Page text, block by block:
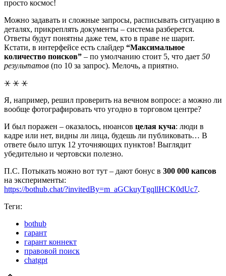
просто космос!
Можно задавать и сложные запросы, расписывать ситуацию в
деталях, прикреплять документы – система разберется.
Ответы будут понятны даже тем, кто в праве не шарит.
Кстати, в интерфейсе есть слайдер “Максимальное
количество поисков” – по умолчанию стоит 5, что дает 50
результатов (по 10 за запрос). Мелочь, а приятно.
⚹ ⚹ ⚹
Я, например, решил проверить на вечном вопросе: а можно ли
вообще фотографировать что угодно в торговом центре?
И был поражен – оказалось, нюансов целая куча: люди в
кадре или нет, видны ли лица, будешь ли публиковать… В
ответе было штук 12 уточняющих пунктов! Выглядит
убедительно и чертовски полезно.
П.С. Потыкать можно вот тут – дают бонус в 300 000 капсов
на эксперименты:
https://bothub.chat/?invitedBy=m_aGCkuyTgqllHCK0dUc7.
Теги:
bothub
гарант
гарант коннект
правовой поиск
chatgpt